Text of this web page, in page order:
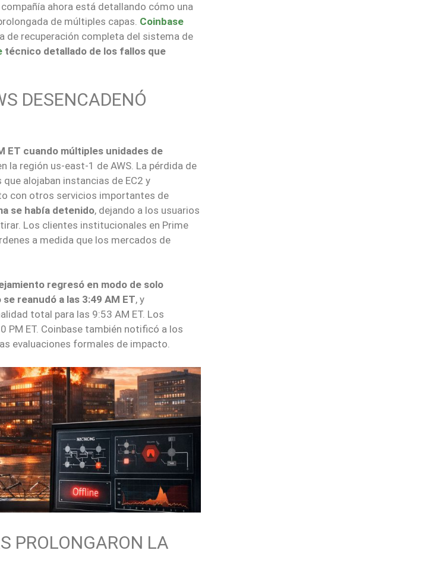
compañía ahora está detallando cómo una
de múltiples capas. Coinbase
de recuperación completa del sistema de
técnico detallado de los fallos que
DESENCADENÓ
ET cuando múltiples unidades de
la región us-east-1 de AWS. La pérdida de
alojaban instancias de EC2 y
con otros servicios importantes de
se había detenido, dejando a los usuarios
Los clientes institucionales en Prime
a medida que los mercados de
regresó en modo de solo
reanudó a las 3:49 AM ET, y
total para las 9:53 AM ET. Los
ET. Coinbase también notificó a los
evaluaciones formales de impacto.
PROLONGARON LA